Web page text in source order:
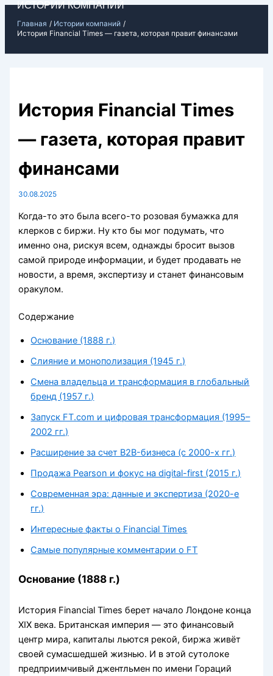
Перейти
содержимому
ИСТОРИИ КОМПАНИЙ
Главная
Истории компаний
История Financial Times — газета, которая правит финансами
История Financial Times
— газета, которая правит
финансами
30.08.2025
Когда-то это была всего-то розовая бумажка для
клерков с биржи. Ну кто бы мог подумать, что
именно она, рискуя всем, однажды бросит вызов
самой природе информации, и будет продавать не
новости, а время, экспертизу и станет финансовым
оракулом.
Содержание
Основание (1888 г.)
Слияние и монополизация (1945 г.)
Смена владельца и трансформация в глобальный
бренд (1957 г.)
Запуск FT.com и цифровая трансформация (1995–
2002 гг.)
Расширение за счет B2B-бизнеса (с 2000-х гг.)
Продажа Pearson и фокус на digital-first (2015 г.)
Современная эра: данные и экспертиза (2020-е
гг.)
Интересные факты о Financial Times
Самые популярные комментарии о FT
Основание (1888 г.)
История Financial Times берет начало Лондоне конца
XIX века. Британская империя — это финансовый
центр мира, капиталы льются рекой, биржа живёт
своей сумасшедшей жизнью. И в этой сутолоке
предприимчивый джентльмен по имени Гораций